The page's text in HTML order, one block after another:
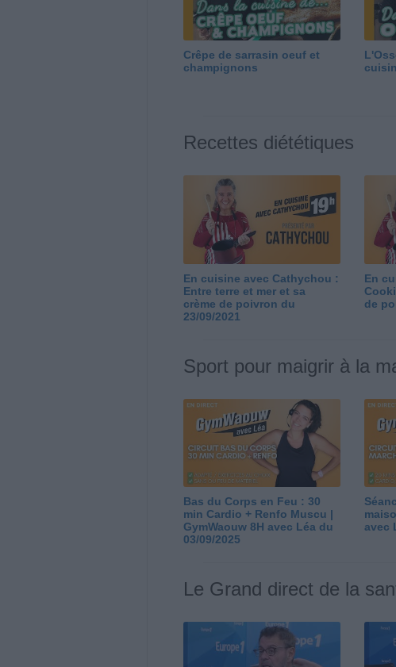
Crêpe de sarrasin oeuf et
champignons
Recettes diététiques
En cuisine avec Cathychou :
Entre terre et mer et sa
crème de poivron du
23/09/2021
En
de
Sport pour maigrir à la
Bas du Corps en Feu : 30
min Cardio + Renfo Muscu |
GymWaouw 8H avec Léa du
03/09/2025
avec
Le Grand direct de la